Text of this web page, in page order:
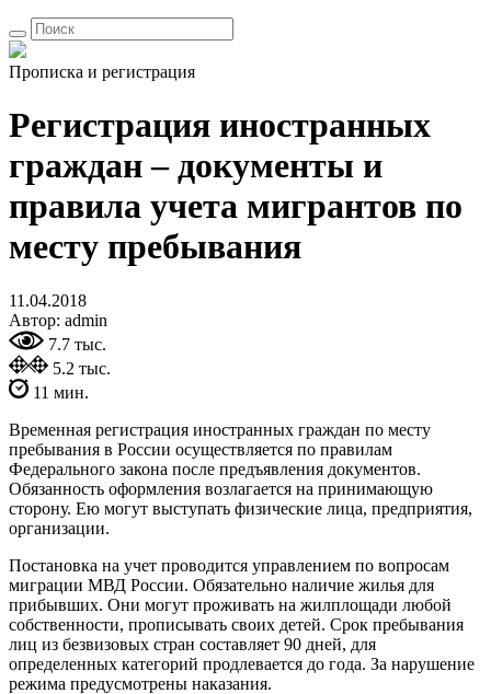
Прописка и регистрация
Регистрация иностранных
граждан – документы и
правила учета мигрантов по
месту пребывания
11.04.2018
Автор: admin
7.7 тыс.
5.2 тыс.
11 мин.
Временная регистрация иностранных граждан по месту
пребывания в России осуществляется по правилам
Федерального закона после предъявления документов.
Обязанность оформления возлагается на принимающую
сторону. Ею могут выступать физические лица, предприятия,
организации.
Постановка на учет проводится управлением по вопросам
миграции МВД России. Обязательно наличие жилья для
прибывших. Они могут проживать на жилплощади любой
собственности, прописывать своих детей. Срок пребывания
лиц из безвизовых стран составляет 90 дней, для
определенных категорий продлевается до года. За нарушение
режима предусмотрены наказания.